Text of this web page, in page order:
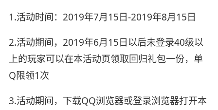
1.活动时间：2019年7月15日-2019年8月15日
2.活动期间，2019年6月15日以后未登录40级以
上的玩家可以在本活动页领取回归礼包一份，单
Q限领1次
3.活动期间，下载QQ浏览器或登录浏览器打开本